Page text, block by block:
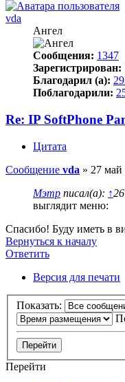
vda
Ангел
Сообщения: 1347
Зарегистрирован:
Благодарил (а):
Поблагодарили:
Re: IP SoftPhone
Цитата
Сообщение vda » 27 май
Мэтр писал(а): ↑
выглядит меню:
Спасибо! Буду иметь в
Вернуться к началу
Ответить
Версия для печати
Показать:
Перейти